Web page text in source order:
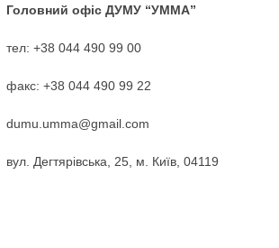
Головний офіс ДУМУ “УММА”
тел: +38 044 490 99 00
факс: +38 044 490 99 22
dumu.umma@gmail.com
вул. Дегтярівська, 25, м. Київ, 04119